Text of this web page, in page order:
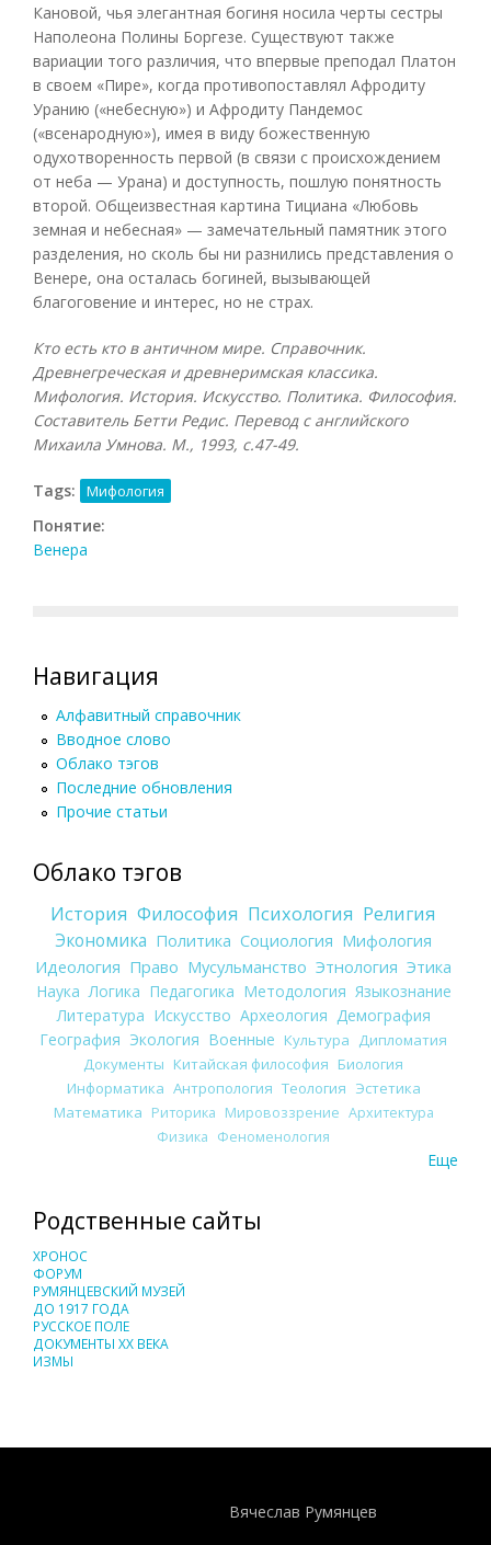
Кановой, чья элегантная богиня носила черты сестры
Наполеона Полины Боргезе. Существуют также
вариации того различия, что впервые преподал Платон
в своем «Пире», когда противопоставлял Афродиту
Уранию («небесную») и Афродиту Пандемос
(«всенародную»), имея в виду божественную
одухотворенность первой (в связи с происхождением
от неба — Урана) и доступность, пошлую понятность
второй. Общеизвестная картина Тициана «Любовь
земная и небесная» — замечательный памятник этого
разделения, но сколь бы ни разнились представления о
Венере, она осталась богиней, вызывающей
благоговение и интерес, но не страх.
Кто есть кто в античном мире. Справочник.
Древнегреческая и древнеримская классика.
Мифология. История. Искусство. Политика. Философия.
Составитель Бетти Редис. Перевод с английского
Михаила Умнова. М., 1993, с.47-49.
Tags: Мифология
Понятие:
Венера
Навигация
Алфавитный справочник
Вводное слово
Облако тэгов
Последние обновления
Прочие статьи
Облако тэгов
История Философия Психология Религия
Экономика Политика Социология Мифология
Идеология Право Мусульманство Этнология Этика
Наука Логика Педагогика Методология Языкознание
Литература Искусство Археология Демография
География Экология Военные Культура
Дипломатия
Документы Китайская философия Биология
Информатика Антропология Теология Эстетика
Математика Риторика Мировоззрение Архитектура
Физика Феноменология
Еще
Родственные сайты
ХРОНОС
ФОРУМ
РУМЯНЦЕВСКИЙ МУЗЕЙ
ДО 1917 ГОДА
РУССКОЕ ПОЛЕ
ДОКУМЕНТЫ XX ВЕКА
ИЗМЫ
Вячеслав Румянцев